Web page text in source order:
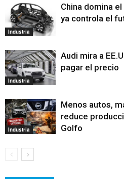
Industria
China domina
ya controla el
Industria
Audi mira a
pagar el precio
Industria
Menos autos,
reduce
Golfo